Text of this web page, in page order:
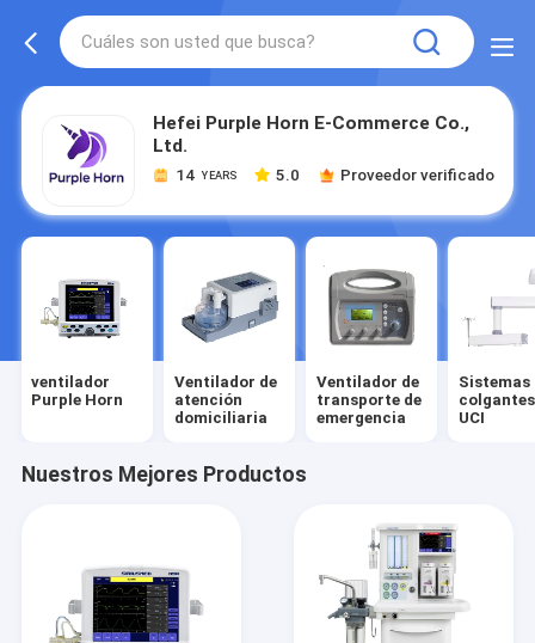
Hefei Purple Horn E-Commerce Co.,
Ltd.
14 YEARS 5.0 Proveedor verificado
ventilador
Purple Horn
Ventilador de
atención
domiciliaria
Ventilador de
transporte de
emergencia
Sistemas
UCI
Nuestros Mejores Productos